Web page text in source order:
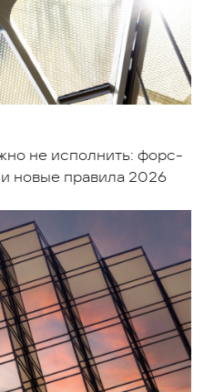
не исполнить: форс-
новые правила 2026